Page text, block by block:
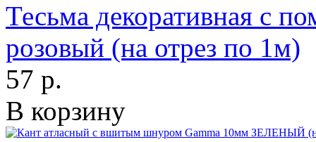
Тесьма декоративная с
розовый (на отрез по 1м)
57 р.
В корзину